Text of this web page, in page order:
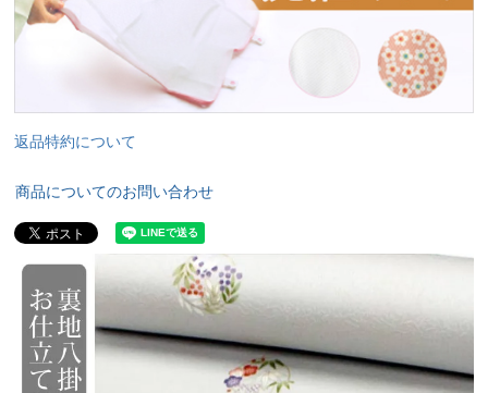
返品特約について
商品についてのお問い合わせ